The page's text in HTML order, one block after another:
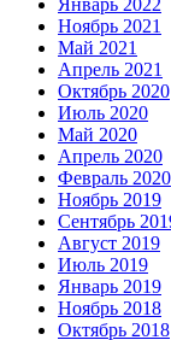
Январь 2022
Ноябрь 2021
Май 2021
Апрель 2021
Октябрь 2020
Июль 2020
Май 2020
Апрель 2020
Февраль 2020
Ноябрь 2019
Сентябрь
Август 2019
Июль 2019
Январь 2019
Ноябрь 2018
Октябрь 2018